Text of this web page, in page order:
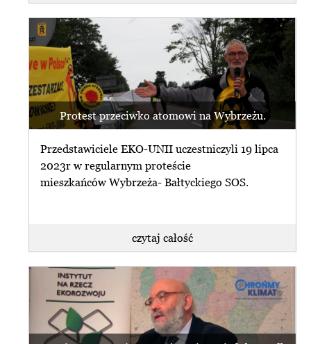
Protest przeciwko atomowi na Wybrzeżu.
Przedstawiciele EKO-UNII uczestniczyli 19 lipca
2023r w regularnym proteście
mieszkańców Wybrzeża- Bałtyckiego SOS.
czytaj całość